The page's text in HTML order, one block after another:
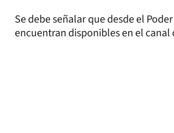
Se debe señalar que desde el
encuentran disponibles en el